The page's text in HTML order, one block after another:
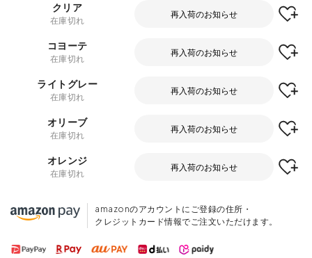
クリア
在庫切れ
再入荷のお知らせ
コヨーテ
在庫切れ
再入荷のお知らせ
ライトグレー
在庫切れ
再入荷のお知らせ
オリーブ
在庫切れ
再入荷のお知らせ
オレンジ
在庫切れ
再入荷のお知らせ
amazonのアカウントにご登録の住所・
クレジットカード情報でご注文いただけます。